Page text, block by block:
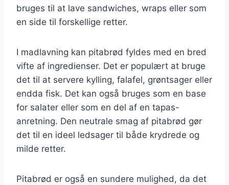
bruges til at lave sandwiches, wraps eller som
en side til forskellige retter.
I madlavning kan pitabrød fyldes med en bred
vifte af ingredienser. Det er populært at bruge
det til at servere kylling, falafel, grøntsager eller
endda fisk. Det kan også bruges som en base
for salater eller som en del af en tapas-
anretning. Den neutrale smag af pitabrød gør
det til en ideel ledsager til både krydrede og
milde retter.
Pitabrød er også en sundere mulighed, da det